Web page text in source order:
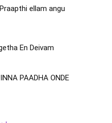
ellam angu
En Deivam
PAADHA ONDE